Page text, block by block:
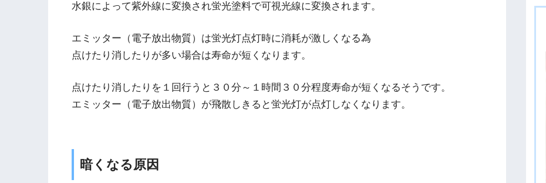
水銀によって紫外線に変換され蛍光塗料で可視光線に変換されます。
エミッター（電子放出物質）は蛍光灯点灯時に消耗が激しくなる為
点けたり消したりが多い場合は寿命が短くなります。
点けたり消したりを１回行うと３０分～１時間３０分程度寿命が短くなるそうです。
エミッター（電子放出物質）が飛散しきると蛍光灯が点灯しなくなります。
暗くなる原因